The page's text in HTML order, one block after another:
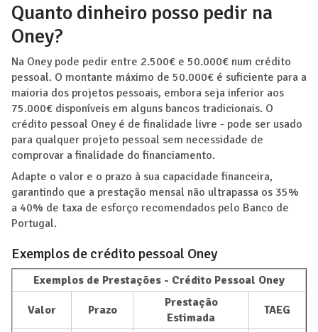
Quanto dinheiro posso pedir na
Oney?
Na Oney pode pedir entre 2.500€ e 50.000€ num crédito
pessoal. O montante máximo de 50.000€ é suficiente para a
maioria dos projetos pessoais, embora seja inferior aos
75.000€ disponíveis em alguns bancos tradicionais. O
crédito pessoal Oney é de finalidade livre - pode ser usado
para qualquer projeto pessoal sem necessidade de
comprovar a finalidade do financiamento.
Adapte o valor e o prazo à sua capacidade financeira,
garantindo que a prestação mensal não ultrapassa os 35%
a 40% de taxa de esforço recomendados pelo Banco de
Portugal.
Exemplos de crédito pessoal Oney
Exemplos de Prestações - Crédito Pessoal Oney
Valor Prazo
Prestação
Estimada
TAEG